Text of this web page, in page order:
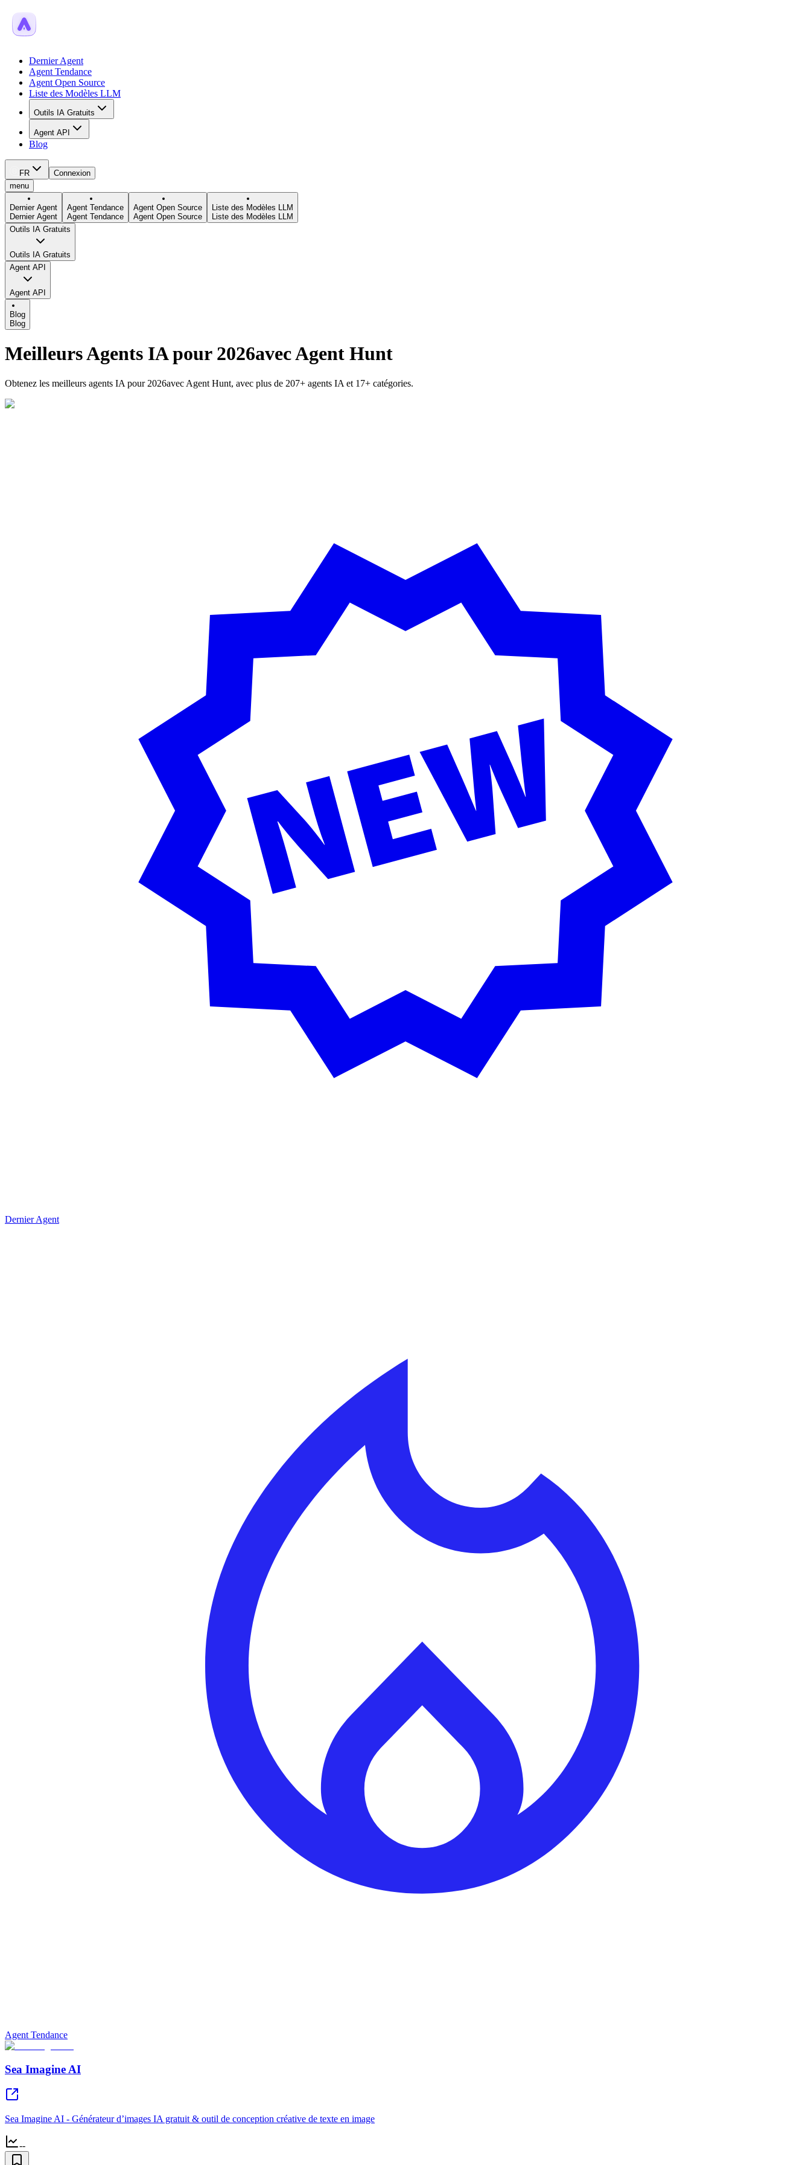
Dernier Agent
Agent Tendance
Agent Open Source
Liste des Modèles LLM
Outils IA Gratuits
Agent API
Blog
FR
Connexion
menu
Dernier Agent
Dernier Agent
Agent Tendance
Agent Tendance
Agent Open Source
Agent Open Source
Liste des Modèles LLM
Liste des Modèles LLM
Outils IA Gratuits
Outils IA Gratuits
Agent API
Agent API
Blog
Blog
Meilleurs Agents IA pour 2026avec Agent Hunt
Obtenez les meilleurs agents IA pour 2026avec Agent Hunt, avec plus de 207+ agents IA et 17+ catégories.
Dernier Agent
Agent Tendance
Sea Imagine AI
Sea Imagine AI - Générateur d’images IA gratuit & outil de conception créative de texte en image
--